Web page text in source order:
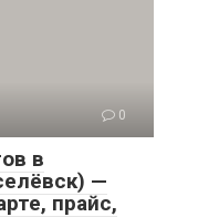
0
в
—
прайс,